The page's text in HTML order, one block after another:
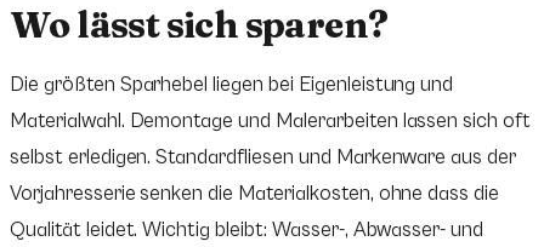
Wo lässt sich sparen?
Die größten Sparhebel liegen bei Eigenleistung und
Materialwahl. Demontage und Malerarbeiten lassen sich oft
selbst erledigen. Standardfliesen und Markenware aus der
Vorjahresserie senken die Materialkosten, ohne dass die
Qualität leidet. Wichtig bleibt: Wasser-, Abwasser- und